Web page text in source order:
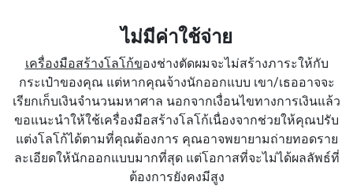
ไม่มีค่าใช้จ่าย
เครื่องมือสร้างโลโก้ของช่างตัดผมจะไม่สร้างภาระให้กับ
กระเป๋าของคุณ แต่หากคุณจ้างนักออกแบบ เขา/เธออาจจะ
เรียกเก็บเงินจำนวนมหาศาล นอกจากเงื่อนไขทางการเงินแล้ว
ขอแนะนำให้ใช้เครื่องมือสร้างโลโก้เนื่องจากช่วยให้คุณปรับ
แต่งโลโก้ได้ตามที่คุณต้องการ คุณอาจพยายามถ่ายทอดราย
ละเอียดให้นักออกแบบมากที่สุด แต่โอกาสที่จะไม่ได้ผลลัพธ์ที่
ต้องการยังคงมีสูง